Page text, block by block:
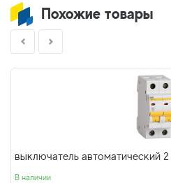
Похожие товары
выключатель автоматический
В наличии